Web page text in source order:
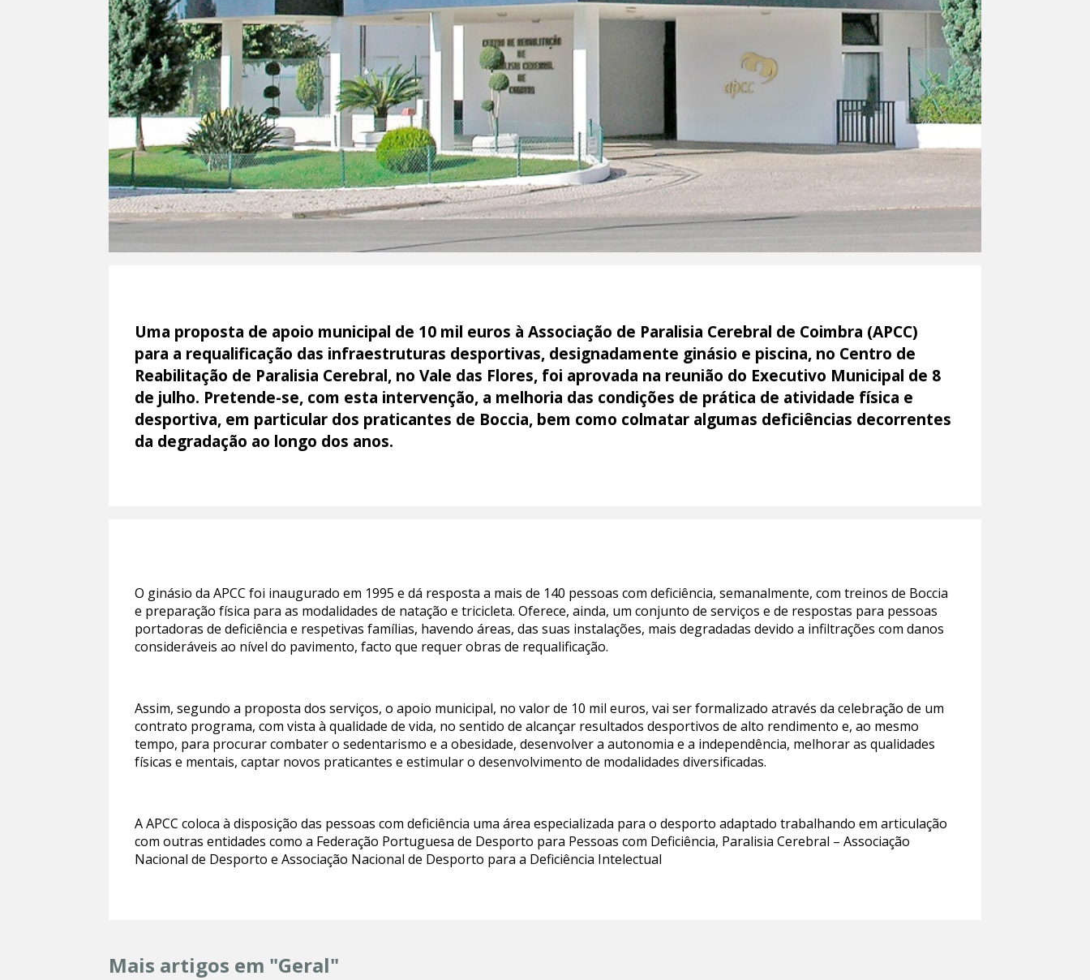
Uma proposta de apoio municipal de 10 mil euros à Associação de Paralisia Cerebral de Coimbra (APCC)
para a requalificação das infraestruturas desportivas, designadamente ginásio e piscina, no Centro de
Reabilitação de Paralisia Cerebral, no Vale das Flores, foi aprovada na reunião do Executivo Municipal de 8
de julho. Pretende-se, com esta intervenção, a melhoria das condições de prática de atividade física e
desportiva, em particular dos praticantes de Boccia, bem como colmatar algumas deficiências decorrentes
da degradação ao longo dos anos.
O ginásio da APCC foi inaugurado em 1995 e dá resposta a mais de 140 pessoas com deficiência, semanalmente, com treinos de Boccia
e preparação física para as modalidades de natação e tricicleta. Oferece, ainda, um conjunto de serviços e de respostas para pessoas
portadoras de deficiência e respetivas famílias, havendo áreas, das suas instalações, mais degradadas devido a infiltrações com danos
consideráveis ao nível do pavimento, facto que requer obras de requalificação.
Assim, segundo a proposta dos serviços, o apoio municipal, no valor de 10 mil euros, vai ser formalizado através da celebração de um
contrato programa, com vista à qualidade de vida, no sentido de alcançar resultados desportivos de alto rendimento e, ao mesmo
tempo, para procurar combater o sedentarismo e a obesidade, desenvolver a autonomia e a independência, melhorar as qualidades
físicas e mentais, captar novos praticantes e estimular o desenvolvimento de modalidades diversificadas.
A APCC coloca à disposição das pessoas com deficiência uma área especializada para o desporto adaptado trabalhando em articulação
com outras entidades como a Federação Portuguesa de Desporto para Pessoas com Deficiência, Paralisia Cerebral – Associação
Nacional de Desporto e Associação Nacional de Desporto para a Deficiência Intelectual
Mais artigos em "Geral"